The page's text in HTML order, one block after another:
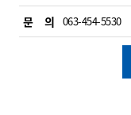
문 의 063-454-5530